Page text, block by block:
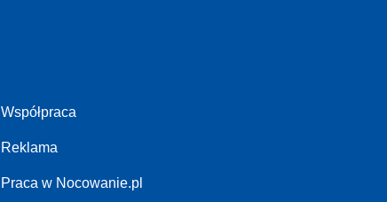
Współpraca
Reklama
Praca w Nocowanie.pl